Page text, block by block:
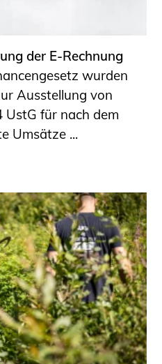
innen
und
der E-Rechnung
wurden
Ausstellung von
UstG für nach dem
Umsätze ...